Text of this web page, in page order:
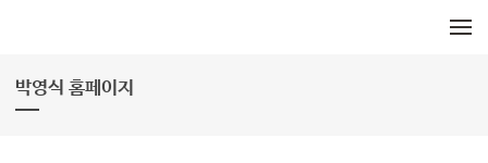
박영식 홈페이지